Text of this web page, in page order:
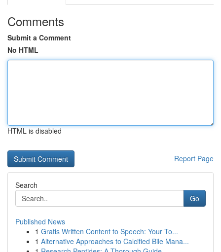
Comments
Submit a Comment
No HTML
HTML is disabled
Report Page
Search
Go
Published News
1 Gratis Written Content to Speech: Your To...
1 Alternative Approaches to Calcified Bile Mana...